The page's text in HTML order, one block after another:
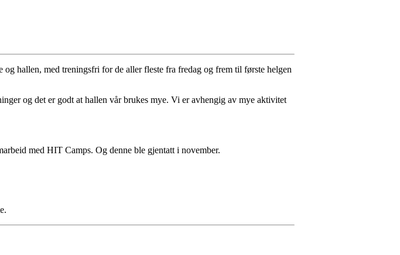
hallen, med treningsfri for de aller fleste fra fredag og frem til første helgen
og det er godt at hallen vår brukes mye. Vi er avhengig av mye aktivitet
med HIT Camps. Og denne ble gjentatt i november.